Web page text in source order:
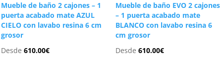
Mueble de baño 2 cajones – 1
puerta acabado mate AZUL
CIELO con lavabo resina 6 cm
grosor
Desde610.00€
Mueble de baño EVO 2 cajones
– 1 puerta acabado mate
BLANCO con lavabo resina 6
cm grosor
Desde 610.00€